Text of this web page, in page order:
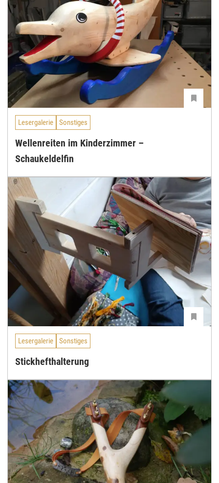
Lesergalerie Sonstiges
Wellenreiten im Kinderzimmer –
Schaukeldelfin
Lesergalerie Sonstiges
Stickhefthalterung